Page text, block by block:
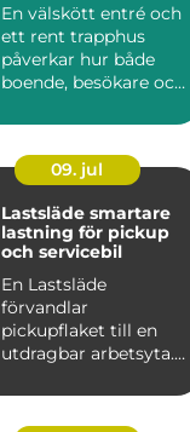
En välskött entré och
ett rent trapphus
påverkar hur både
boende, besökare och
...
09. jul
Lastsläde smartare
lastning för pickup
och servicebil
En Lastsläde
förvandlar
pickupflaket till en
utdragbar arbetsyta. I
på knän...